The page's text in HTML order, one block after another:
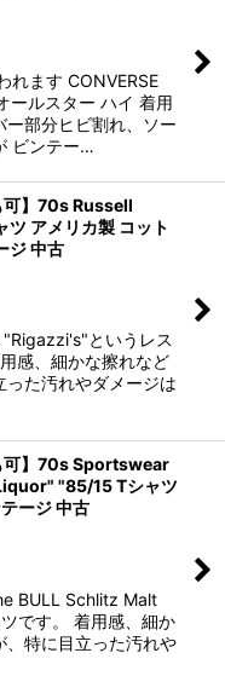
れます CONVERSE
ールスター ハイ 着用
部分ヒビ割れ、ソー
ビンテー…
可】70s Russell
アメリカ製 コット
ジ 中古
というレス
感、細かな擦れなど
った汚れやダメージは
可】70s Sportswear
"85/15 Tシャツ
ージ 中古
BULL Schlitz Malt
です。 着用感、細か
、特に目立った汚れや